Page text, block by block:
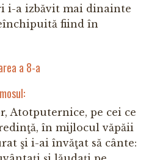
i-a izbăvit mai dinainte
fiind în
a 8-a
Atotputernice, pe cei ce
în mijlocul văpăii
şi i-ai învăţat să cânte: